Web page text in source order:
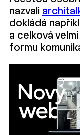
nazvali
dokládá
a celková
formu